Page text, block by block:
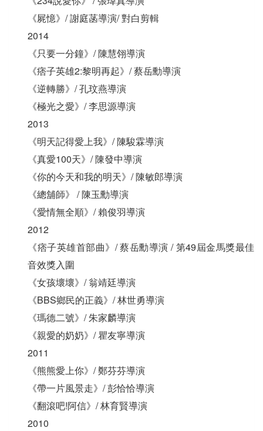
《屍憶》/ 謝庭菡導演/ 對白剪輯
2014
《只要一分鐘》/ 陳慧翎導演
《痞子英雄2:黎明再起》/ 蔡岳勳導演
《逆轉勝》/ 孔玟燕導演
《極光之愛》/ 李思源導演
2013
《明天記得愛上我》/ 陳駿霖導演
《真愛100天》/ 陳發中導演
《你的今天和我的明天》/ 陳敏郎導演
《總舖師》 / 陳玉勳導演
《愛情無全順》/ 賴俊羽導演
2012
《痞子英雄首部曲》/ 蔡岳勳導演 / 第49屆金馬獎最佳
音效獎入圍
《女孩壞壞》/ 翁靖廷導演
《BBS鄉民的正義》/ 林世勇導演
《瑪德二號》/ 朱家麟導演
《親愛的奶奶》/ 瞿友寧導演
2011
《熊熊愛上你》/ 鄭芬芬導演
《帶一片風景走》/ 彭恰恰導演
《翻滾吧!阿信》/ 林育賢導演
2010